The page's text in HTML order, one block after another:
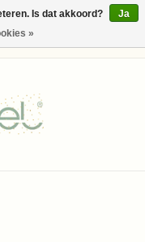
Is dat akkoord?
Ja
»